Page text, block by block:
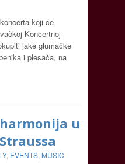
koji će
Koncertnoj
jake glumačke
i plesača, na
u
, EVENTS, MUSIC